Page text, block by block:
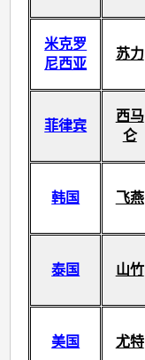
米克罗
尼西亚
苏力
菲律宾
西马
仑
韩国 飞燕
泰国 山竹
美国 尤特